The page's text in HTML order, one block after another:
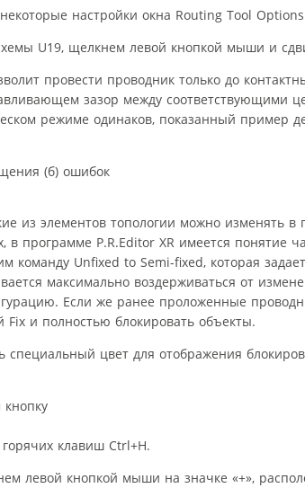
настройки окна Routing Tool
U19, щелкнем левой кнопкой мыши и
провести проводник только до
зазор между соответствующими
режиме одинаков, показанный пример
из элементов топологии можно изменять в
программе P.R.Editor XR имеется понятие
Unfixed to Semi-fixed, которая
максимально воздерживаться от
Если же ранее проложенные
Fix и полностью блокировать объекты.
специальный цвет для отображения
клавиш Ctrl+H.
левой кнопкой мыши на значке «+»,